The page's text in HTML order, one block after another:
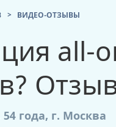
Комплекс
Smile VR -
ВИДЕО-ОТЗЫВЫ
all-
54 года, г. Москва